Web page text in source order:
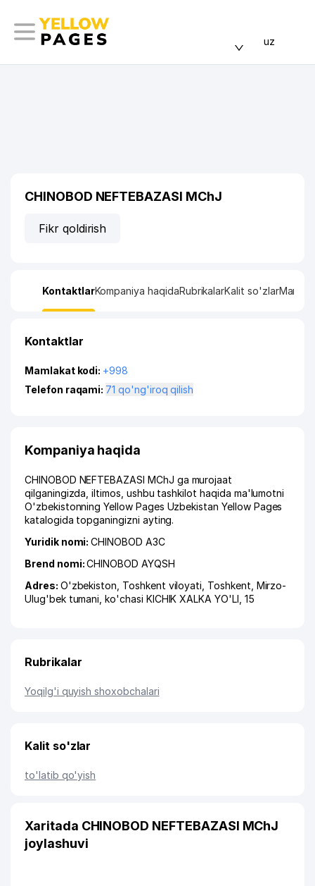
uz
CHINOBOD NEFTEBAZASI MChJ
Fikr qoldirish
KontaktlarKompaniya haqidaRubrikalarKalit so'zlarManzil
Kontaktlar
Mamlakat kodi: +998
Telefon raqami:
71 qo'ng'iroq qilish
Kompaniya haqida
CHINOBOD NEFTEBAZASI MChJ ga murojaat
qilganingizda, iltimos, ushbu tashkilot haqida ma'lumotni
O'zbekistonning Yellow Pages Uzbekistan Yellow Pages
katalogida topganingizni ayting.
Yuridik nomi:CHINOBOD АЗС
Brend nomi:CHINOBOD AYQSH
Adres: O'zbekiston, Toshkent viloyati Toshkent Mirzo-
Ulug'bek tumani ,ko'chasi KICHIK XALKA YO'LI , 15
Rubrikalar
Yoqilg'i quyish shoxobchalari
Kalit so'zlar
to'latib qo'yish
Xaritada CHINOBOD NEFTEBAZASI MChJ
joylashuvi